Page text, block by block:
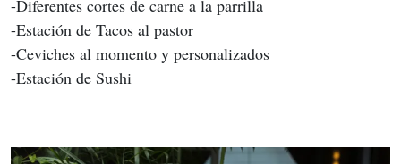
-Diferentes cortes de carne a la parrilla
-Estación de Tacos al pastor
-Ceviches al momento y personalizados
-Estación de Sushi